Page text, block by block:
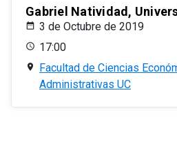
Gabriel Natividad,
3 de Octubre de 2019
17:00
Facultad de Ciencias
Administrativas UC